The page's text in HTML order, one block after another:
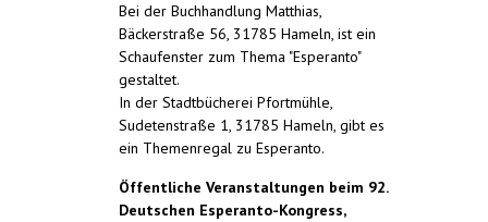
Bei der Buchhandlung Matthias,
Bäckerstraße 56, 31785 Hameln, ist ein
Schaufenster zum Thema "Esperanto"
gestaltet.
In der Stadtbücherei Pfortmühle,
Sudetenstraße 1, 31785 Hameln, gibt es
ein Themenregal zu Esperanto.
Öffentliche Veranstaltungen beim 92.
Deutschen Esperanto-Kongress,